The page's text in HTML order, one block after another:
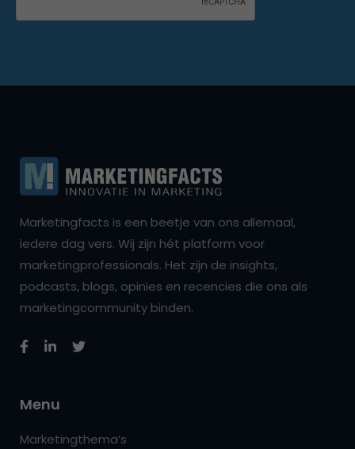
Marketingfacts is een beetje van ons allemaal,
iedere dag vers. Wij zijn hét platform voor
marketingprofessionals. Het zijn de insights,
podcasts, blogs, opinies en recencies die ons als
marketingcommunity binden.
Menu
Marketingthema’s